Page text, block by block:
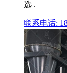
选 .
联系电话: